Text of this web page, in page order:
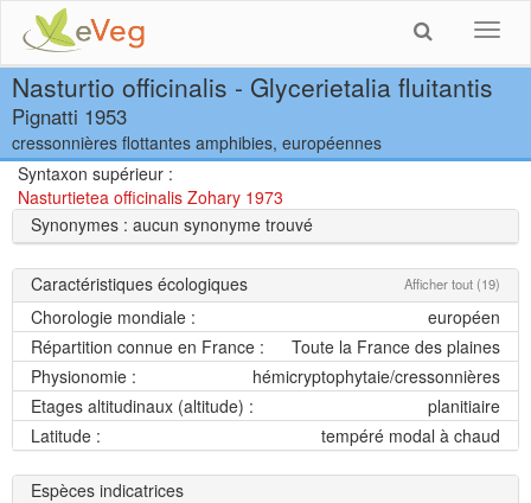
Nasturtio officinalis - Glycerietalia fluitantis
Pignatti 1953
cressonnières flottantes amphibies, européennes
Syntaxon supérieur :
Nasturtietea officinalis Zohary 1973
Synonymes : aucun synonyme trouvé
Caractéristiques écologiques Afficher tout (19)
Chorologie mondiale :
européen
Répartition connue en France :
Toute la France des plaines
Physionomie :
hémicryptophytaie/cressonnières
Etages altitudinaux (altitude) :
planitiaire
Latitude :
tempéré modal à chaud
Espèces indicatrices